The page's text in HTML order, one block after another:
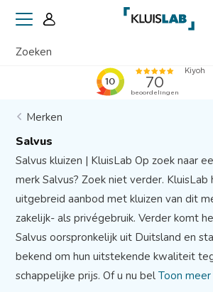
Merken
Salvus
Salvus kluizen | KluisLab Op zoek naar
merk Salvus? Zoek niet verder.
uitgebreid aanbod met kluizen van dit
zakelijk- als privégebruik. Verder komt
Salvus oorspronkelijk uit Duitsland en
bekend om hun uitstekende kwaliteit
schappelijke prijs. Of u nu belToon meer